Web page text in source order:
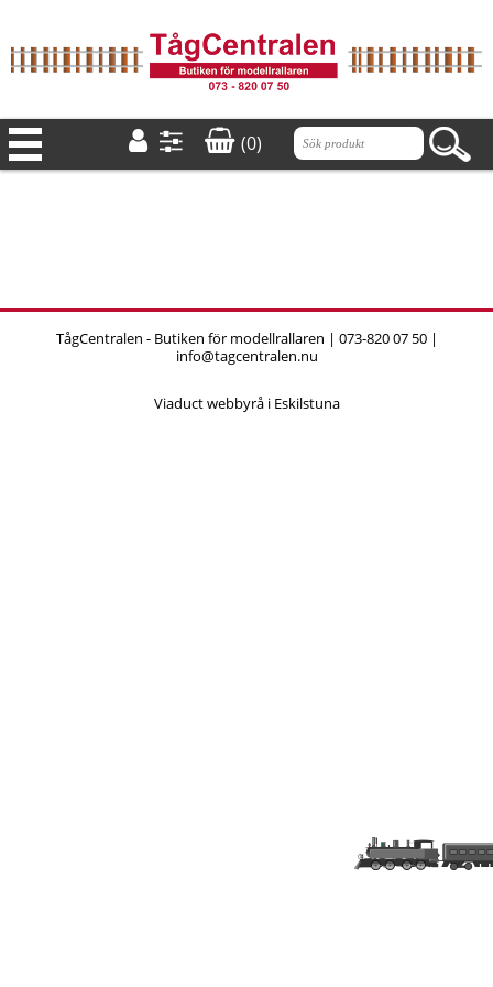
(0)
TågCentralen - Butiken för modellrallaren | 073-820 07 50 |
info@tagcentralen.nu
Viaduct webbyrå i Eskilstuna